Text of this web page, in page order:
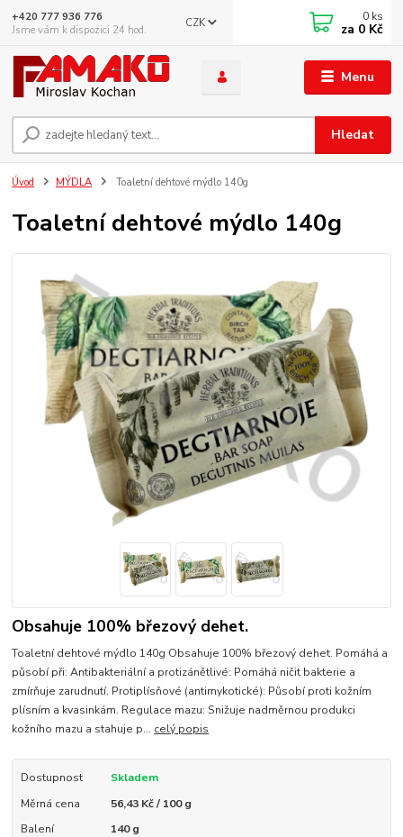
Menu
CZK
Hledat
+420 777 936 776
Jsme vám k dispozici 24 hod.
0 ks
za 0 Kč
Úvod MÝDLA Toaletní dehtové mýdlo 140g
Toaletní dehtové mýdlo 140g
Obsahuje 100% březový dehet.
Toaletní dehtové mýdlo 140g Obsahuje 100% březový dehet. Pomáhá a
působí při: Antibakteriální a protizánětlivé: Pomáhá ničit bakterie a
zmírňuje zarudnutí. Protiplísňové (antimykotické): Působí proti kožním
plísním a kvasinkám. Regulace mazu: Snižuje nadměrnou produkci
kožního mazu a stahuje p... celý popis
Dostupnost
Skladem
Měrná cena
56,43 Kč / 100 g
Balení
140 g